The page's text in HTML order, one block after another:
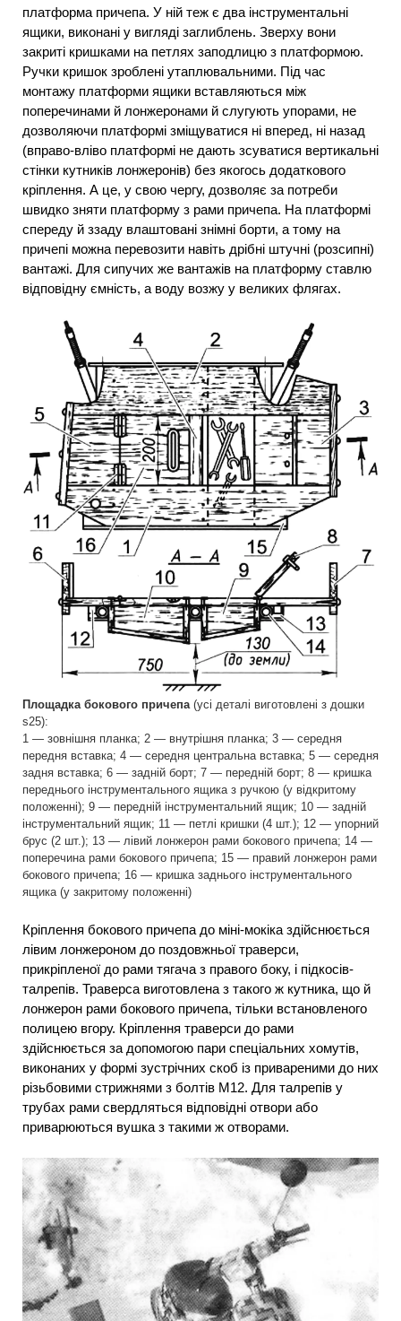
платформа причепа. У ній теж є два інструментальні
ящики, виконані у вигляді заглиблень. Зверху вони
закриті кришками на петлях заподлицю з платформою.
Ручки кришок зроблені утаплювальними. Під час
монтажу платформи ящики вставляються між
поперечинами й лонжеронами й слугують упорами, не
дозволяючи платформі зміщуватися ні вперед, ні назад
(вправо-вліво платформі не дають зсуватися вертикальні
стінки кутників лонжеронів) без якогось додаткового
кріплення. А це, у свою чергу, дозволяє за потреби
швидко зняти платформу з рами причепа. На платформі
спереду й ззаду влаштовані знімні борти, а тому на
причепі можна перевозити навіть дрібні штучні (розсипні)
вантажі. Для сипучих же вантажів на платформу ставлю
відповідну ємність, а воду возжу у великих флягах.
Площадка бокового причепа (усі деталі виготовлені з дошки
s25):
1 — зовнішня планка; 2 — внутрішня планка; 3 — середня
передня вставка; 4 — середня центральна вставка; 5 — середня
задня вставка; 6 — задній борт; 7 — передній борт; 8 — кришка
переднього інструментального ящика з ручкою (у відкритому
положенні); 9 — передній інструментальний ящик; 10 — задній
інструментальний ящик; 11 — петлі кришки (4 шт.); 12 — упорний
брус (2 шт.); 13 — лівий лонжерон рами бокового причепа; 14 —
поперечина рами бокового причепа; 15 — правий лонжерон рами
бокового причепа; 16 — кришка заднього інструментального
ящика (у закритому положенні)
Кріплення бокового причепа до міні-мокіка здійснюється
лівим лонжероном до поздовжньої траверси,
прикріпленої до рами тягача з правого боку, і підкосів-
талрепів. Траверса виготовлена з такого ж кутника, що й
лонжерон рами бокового причепа, тільки встановленого
полицею вгору. Кріплення траверси до рами
здійснюється за допомогою пари спеціальних хомутів,
виконаних у формі зустрічних скоб із привареними до них
різьбовими стрижнями з болтів М12. Для талрепів у
трубах рами свердляться відповідні отвори або
приварюються вушка з такими ж отворами.